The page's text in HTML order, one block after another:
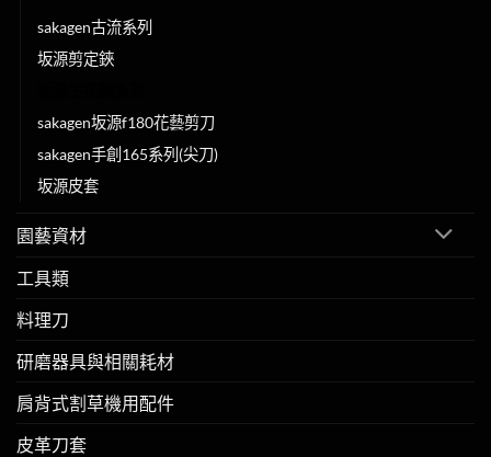
sakagen古流系列
坂源剪定鋏
sakagen坂源f180花藝剪刀
sakagen手創165系列(尖刀)
坂源皮套
園藝資材
工具類
料理刀
研磨器具與相關耗材
肩背式割草機用配件
皮革刀套